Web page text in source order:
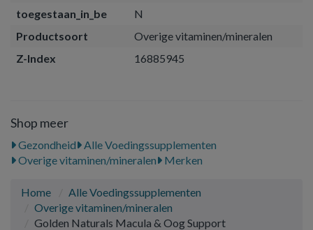
toegestaan_in_be
N
Productsoort
Overige vitaminen/mineralen
Z-Index
16885945
Shop meer
Gezondheid
Alle Voedingssupplementen
Overige vitaminen/mineralen
Merken
Home
Alle Voedingssupplementen
Overige vitaminen/mineralen
Golden Naturals Macula & Oog Support